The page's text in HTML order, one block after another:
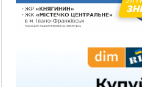
вимкнення світла
10:43
За змову на тендері для
двох підприємців
Яремчанський суд виніс